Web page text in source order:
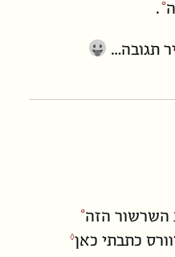
.
תגובה…
השרשור הזה
כתבתי כאן